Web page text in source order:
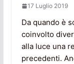
17 Luglio 2019
Da quando è
coinvolto
alla luce una
precedenti.